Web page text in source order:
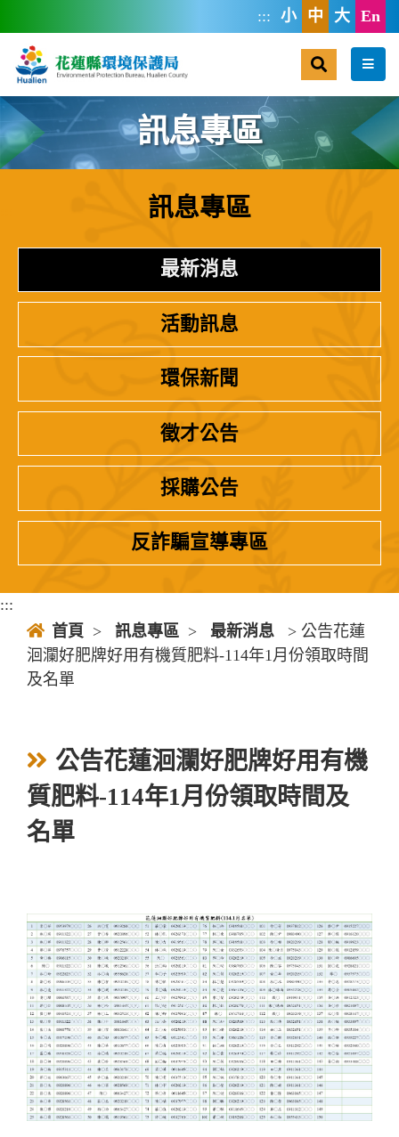
::: 小 中 大 En
選單
訊息專區
訊息專區
最新消息
活動訊息
環保新聞
徵才公告
採購公告
反詐騙宣導專區
:::
首頁 > 訊息專區 > 最新消息
> 公告花蓮
洄瀾好肥牌好用有機質肥料-114年1月份領取時間
及名單
公告花蓮洄瀾好肥牌好用有機
質肥料-114年1月份領取時間及
名單